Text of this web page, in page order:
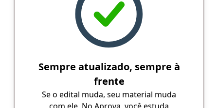
Sempre atualizado, sempre à
frente
Se o edital muda, seu material muda